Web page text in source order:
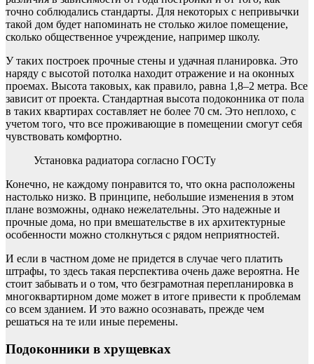
точно соблюдались стандарты. Для некоторых с непривычки
такой дом будет напоминать не столько жилое помещение,
сколько общественное учреждение, например школу.
У таких построек прочные стены и удачная планировка. Это
наряду с высотой потолка находит отражение и на оконных
проемах. Высота таковых, как правило, равна 1,8–2 метра. Все
зависит от проекта. Стандартная высота подоконника от пола
в таких квартирах составляет не более 70 см. Это неплохо, с
учетом того, что все проживающие в помещении смогут себя
чувствовать комфортно.
Установка радиатора согласно ГОСТу
Конечно, не каждому понравится то, что окна расположены
настолько низко. В принципе, небольшие изменения в этом
плане возможны, однако нежелательны. Это надежные и
прочные дома, но при вмешательстве в их архитектурные
особенности можно столкнуться с рядом неприятностей.
И если в частном доме не придется в случае чего платить
штрафы, то здесь такая перспектива очень даже вероятна. Не
стоит забывать и о том, что безграмотная перепланировка в
многоквартирном доме может в итоге привести к проблемам
со всем зданием. И это важно осознавать, прежде чем
решаться на те или иные перемены.
Подоконники в хрущевках